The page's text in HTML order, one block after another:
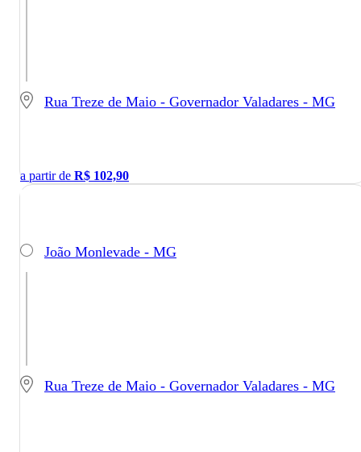
Rua Treze de Maio - Governador Valadares - MG
a partir de R$ 102,90
João Monlevade - MG
Rua Treze de Maio - Governador Valadares - MG